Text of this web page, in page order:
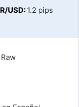
USD: 1.2 pips